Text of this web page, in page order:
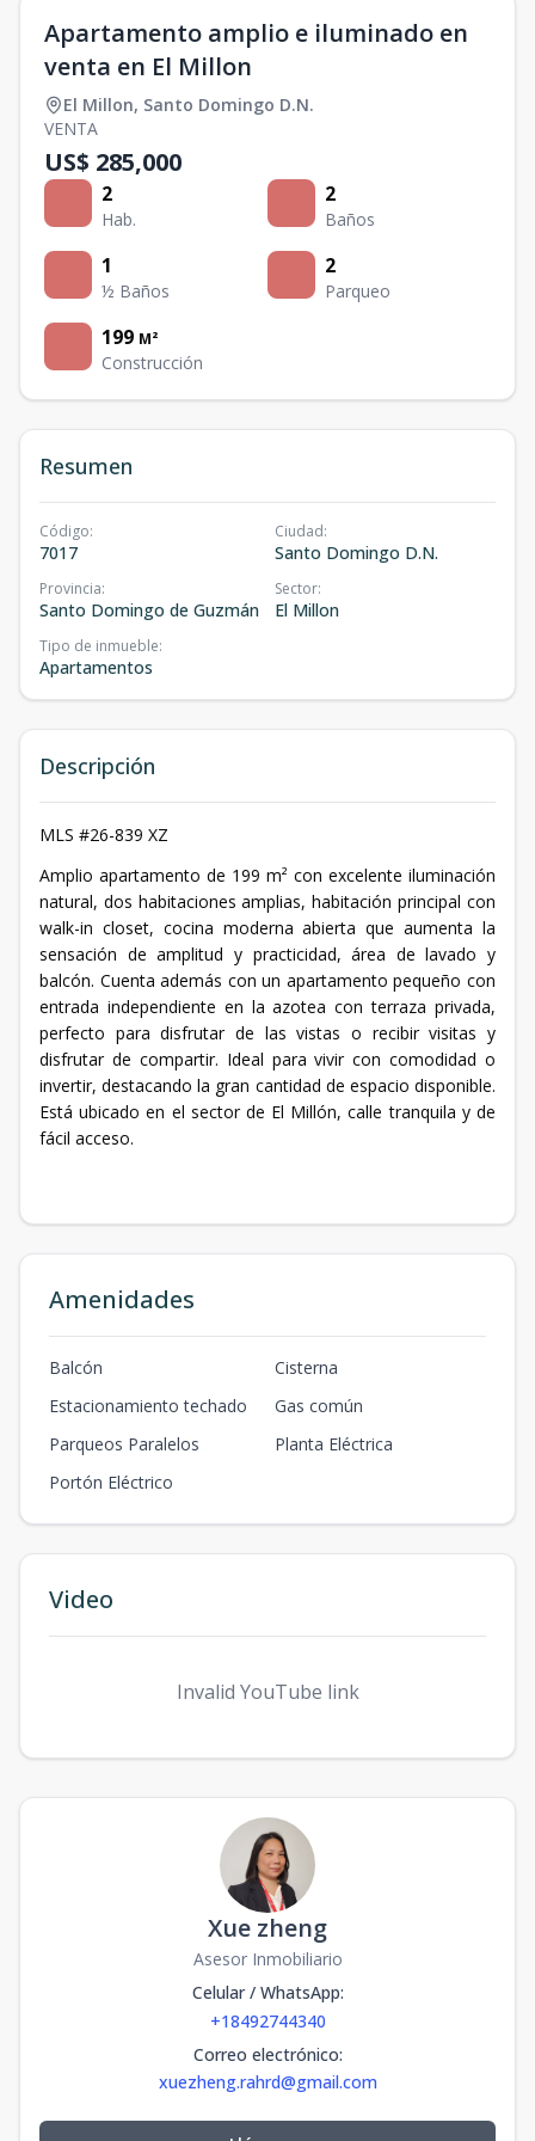
Apartamento amplio e iluminado en
venta en El Millon
El Millon, Santo Domingo D.N.
VENTA
US$ 285,000
2
Hab.
2
Baños
1
½ Baños
2
Parqueo
199 M²
Construcción
Resumen
Código:
7017
Ciudad:
Santo Domingo D.N.
Provincia:
Santo Domingo de Guzmán
Sector:
El Millon
Tipo de inmueble:
Apartamentos
Descripción
MLS #26-839 XZ
Amplio apartamento de 199 m² con excelente iluminación
natural, dos habitaciones amplias, habitación principal con
walk-in closet, cocina moderna abierta que aumenta la
sensación de amplitud y practicidad, área de lavado y
balcón. Cuenta además con un apartamento pequeño con
entrada independiente en la azotea con terraza privada,
perfecto para disfrutar de las vistas o recibir visitas y
disfrutar de compartir. Ideal para vivir con comodidad o
invertir, destacando la gran cantidad de espacio disponible.
Está ubicado en el sector de El Millón, calle tranquila y de
fácil acceso.
Amenidades
Balcón
Cisterna
Estacionamiento techado
Gas común
Parqueos Paralelos
Planta Eléctrica
Portón Eléctrico
Video
Invalid YouTube link
Xue zheng
Asesor Inmobiliario
Celular / WhatsApp:
+18492744340
Correo electrónico:
xuezheng.rahrd@gmail.com